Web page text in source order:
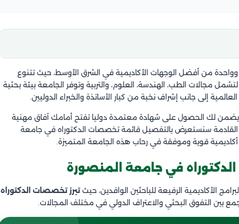
من أفضل الوجهات الأكاديمية في الشرق الأوسط، حيث تتنوع
مجالات الطب، الهندسة، العلوم، والتربية وتوفر الجامعة بيئة بحثية
إلى جانب إشراف نخبة من كبار الأساتذة والخبراء الدوليين.
يضمن لك الحصول على شهادة معتمدة دوليا تفتح أمامك آفاق مهنية
سنستعرض بالتفصيل قائمة تخصصات الدكتوراه في جامعة
قوية وموفقة في رحاب هذه الجامعة المتميزة.
في جامعة المنصورة
الأكاديمية الرفيعة للباحثين الوافدين، حيثتبرز تخصصات الدكتوراه
بين التفوق البحثي والاعتراف الدولي في مختلف المجالات.